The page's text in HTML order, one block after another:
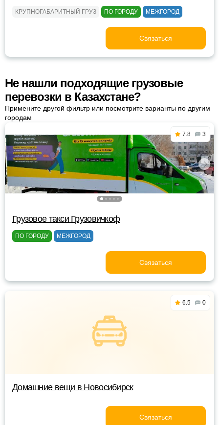
КРУПНОГАБАРИТНЫЙ ГРУЗ ПО ГОРОДУ МЕЖГОРОД
Связаться
Не нашли подходящие грузовые
перевозки в Казахстане?
Примените другой фильтр или посмотрите варианты по другим
городам
7.8 3
Грузовое такси Грузовичкоф
ПО ГОРОДУ МЕЖГОРОД
Связаться
6.5 0
Домашние вещи в Новосибирск
Связаться